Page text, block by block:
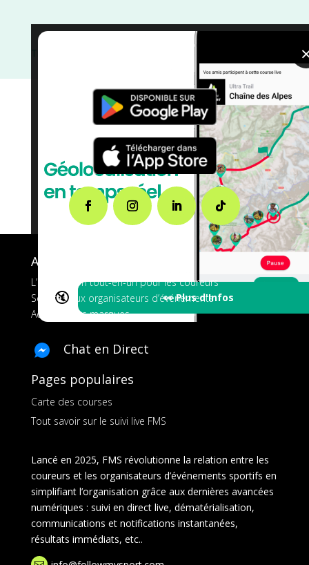
🔇 👀 Plus d'Infos
Triathlon
courses
A propos de FMS
L’application tout-en-un pour les coureurs
Services aux organisateurs d’événements
Ads pour les marques
Chat en Direct
Pages populaires
Carte des courses
Tout savoir sur le suivi live FMS
Lancé en 2025, FMS révolutionne la relation entre les
coureurs et les organisateurs d’événements sportifs en
simplifiant l’organisation grâce aux dernières avancées
numériques : suivi en direct live, dématérialisation,
communications et notifications instantanées,
résultats immédiats, etc..